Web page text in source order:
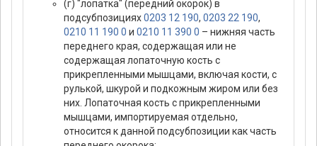
(г) "лопатка" (передний окорок) в
подсубпозициях0203 12 190, 0203 22 190,
0210 11 190 0 и 0210 11 390 0 – нижняя часть
переднего края, содержащая или не
содержащая лопаточную кость с
прикрепленными мышцами, включая кости, с
рулькой, шкурой и подкожным жиром или без
них. Лопаточная кость с прикрепленными
мышцами, импортируемая отдельно,
относится к данной подсубпозиции как часть